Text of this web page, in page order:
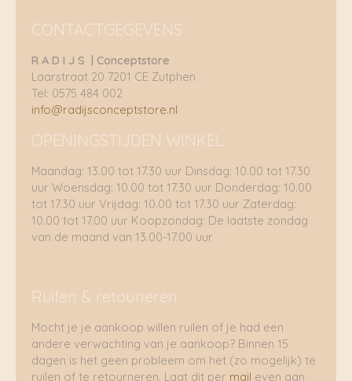
CONTACTGEGEVENS
R A D I J S | Conceptstore
Laarstraat 20 7201 CE Zutphen
Tel: 0575 484 002
info@radijsconceptstore.nl
OPENINGSTIJDEN WINKEL
Maandag: 13.00 tot 17.30 uur Dinsdag: 10.00 tot 17.30
uur Woensdag: 10.00 tot 17.30 uur Donderdag: 10.00
tot 17.30 uur Vrijdag: 10.00 tot 17.30 uur Zaterdag:
10.00 tot 17.00 uur Koopzondag: De laatste zondag
van de maand van 13.00-17.00 uur
Ruilen & retouneren
Mocht je je aankoop willen ruilen of je had een
andere verwachting van je aankoop? Binnen 15
dagen is het geen probleem om het (zo mogelijk) te
ruilen of te retourneren. Laat dit per mail even aan